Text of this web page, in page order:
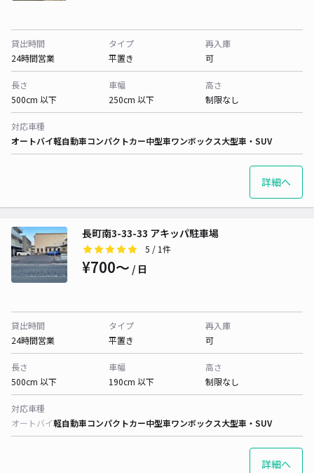
貸出時間
24時間営業
タイプ
平置き
再入庫
可
長さ
500cm 以下
車幅
250cm 以下
高さ
制限なし
対応車種
オートバイ軽自動車コンパクトカー中型車ワンボックス大型車・SUV
詳細へ
長町南3-33-33 アキッパ駐車場
5 / 1件
¥700〜 / 日
貸出時間
24時間営業
タイプ
平置き
再入庫
可
長さ
500cm 以下
車幅
190cm 以下
高さ
制限なし
対応車種
オートバイ軽自動車コンパクトカー中型車ワンボックス大型車・SUV
詳細へ